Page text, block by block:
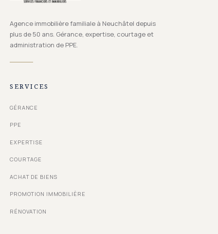
Agence immobilière familiale à Neuchâtel depuis
plus de 50 ans. Gérance, expertise, courtage et
administration de PPE.
SERVICES
GÉRANCE
PPE
EXPERTISE
COURTAGE
ACHAT DE BIENS
PROMOTION IMMOBILIÈRE
RÉNOVATION